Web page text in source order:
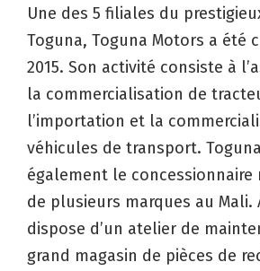
Une des 5 filiales du
Toguna, Toguna Motors a été
2015. Son activité consiste à
la commercialisation de
l’importation et la
véhicules de transport.
également le concessionnaire
de plusieurs marques au Mali.
dispose d’un atelier de
grand magasin de pièces de